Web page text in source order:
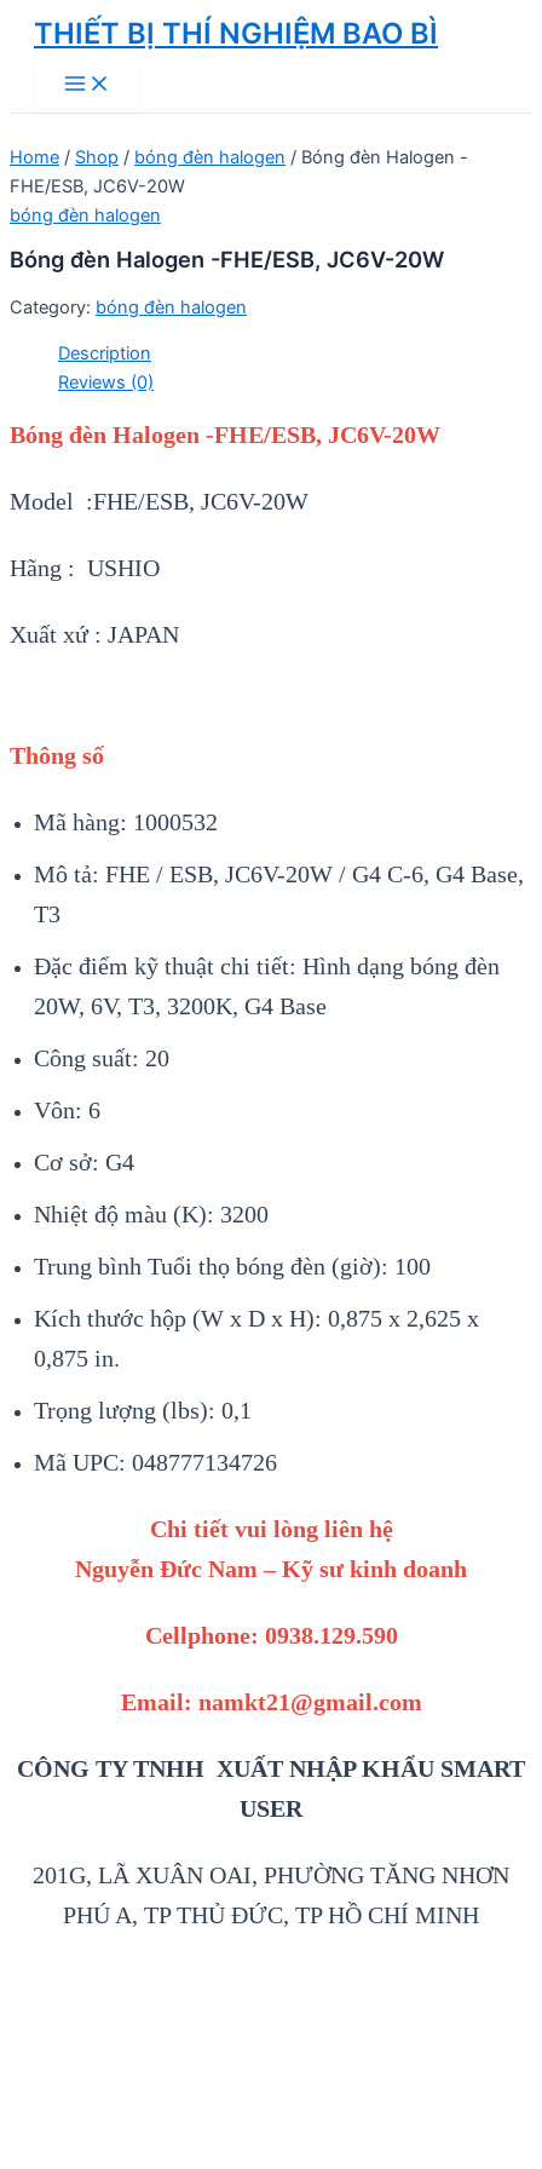
Skip
content
THIẾT BỊ THÍ NGHIỆM BAO BÌ
Main
Menu
Home / Shop / bóng đèn halogen / Bóng đèn Halogen -
FHE/ESB, JC6V-20W
bóng đèn halogen
Bóng đèn Halogen -FHE/ESB, JC6V-20W
Category: bóng đèn halogen
Description
Reviews (0)
Bóng đèn Halogen -FHE/ESB, JC6V-20W
Model :FHE/ESB, JC6V-20W
Hãng : USHIO
Xuất xứ : JAPAN
Thông số
Mã hàng: 1000532
Mô tả: FHE / ESB, JC6V-20W / G4 C-6, G4 Base,
T3
Đặc điểm kỹ thuật chi tiết: Hình dạng bóng đèn
20W, 6V, T3, 3200K, G4 Base
Công suất: 20
Vôn: 6
Cơ sở: G4
Nhiệt độ màu (K): 3200
Trung bình Tuổi thọ bóng đèn (giờ): 100
Kích thước hộp (W x D x H): 0,875 x 2,625 x
0,875 in.
Trọng lượng (lbs): 0,1
Mã UPC: 048777134726
Chi tiết vui lòng liên hệ
Nguyễn Đức Nam – Kỹ sư kinh doanh
Cellphone: 0938.129.590
Email: namkt21@gmail.com
CÔNG TY TNHH XUẤT NHẬP KHẨU SMART
USER
201G, LÃ XUÂN OAI, PHƯỜNG TĂNG NHƠN
PHÚ A, TP THỦ ĐỨC, TP HỒ CHÍ MINH